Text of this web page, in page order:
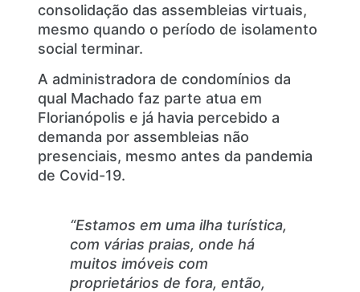
consolidação das assembleias virtuais,
mesmo quando o período de isolamento
social terminar.
A administradora de condomínios da
qual Machado faz parte atua em
Florianópolis e já havia percebido a
demanda por assembleias não
presenciais, mesmo antes da pandemia
de Covid-19.
“Estamos em uma ilha turística,
com várias praias, onde há
muitos imóveis com
proprietários de fora, então,